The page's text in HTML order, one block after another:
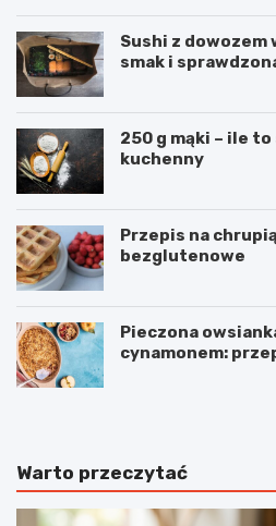
Sushi z dowozem
smak i
250 g mąki – ile
kuchenny
Przepis na
bezglutenowe
Pieczona
cynamonem:
Warto przeczytać